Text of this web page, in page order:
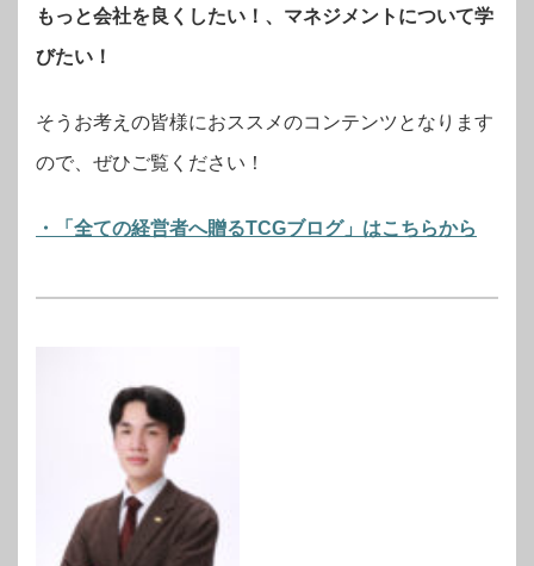
もっと会社を良くしたい！、マネジメントについて学
びたい！
そうお考えの皆様におススメのコンテンツとなります
ので、ぜひご覧ください！
・「全ての経営者へ贈るTCGブログ」はこちらから